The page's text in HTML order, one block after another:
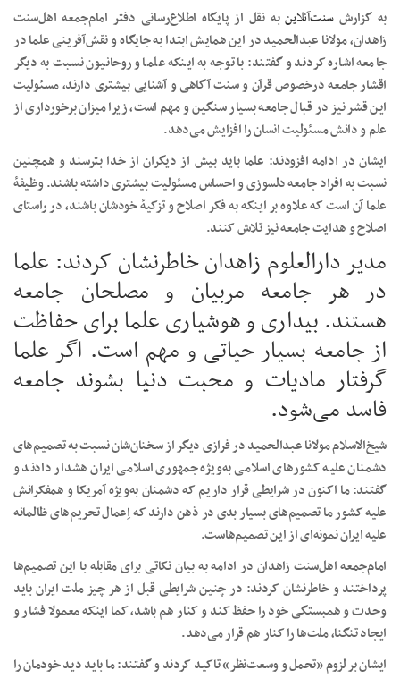
به گزارشسنت‌آنلاینبه نقل از پایگاه اطلاع‌رسانی دفتر امام‌جمعه اهل‌سنت
زاهدان، مولانا عبدالحمید در این همایش ابتدا به جایگاه و نقش‌آفرینی علما در
جامعه اشاره کردند و گفتند: با توجه به اینکه علما و روحانیون نسبت به دیگر
اقشار جامعه درخصوص قرآن و سنت آگاهی و آشنایی بیشتری دارند، مسئولیت
این قشر نیز در قبال جامعه بسیار سنگین و مهم است، زیرا میزان برخورداری از
علم و دانش مسئولیت انسان را افزایش می‌دهد.
ایشان در ادامه افزودند: علما باید بیش از دیگران از خدا بترسند و همچنین
نسبت به افراد جامعه دلسوزی و احساس مسئولیت بیشتری داشته باشند. وظیفۀ
علما آن است که علاوه بر اینکه به فکر اصلاح و تزکیۀ خودشان باشند، در راستای
اصلاح و هدایت جامعه نیز تلاش کنند.
مدیر دارالعلوم زاهدان خاطرنشان کردند: علما
در هر جامعه مربیان و مصلحان جامعه
هستند. بیداری و هوشیاری علما برای حفاظت
از جامعه بسیار حیاتی و مهم است. اگر علما
گرفتار مادیات و محبت دنیا بشوند جامعه
فاسد می‌شود.
شیخ‌الاسلام مولانا عبدالحمید در فرازی دیگر از سخنان‌شان نسبت به تصمیم‌های
دشمنان علیه کشورهای اسلامی به‌ویژه جمهوری اسلامی ایران هشدار دادند و
گفتند: ما اکنون در شرایطی قرار داریم که دشمنان به‌ویژه آمریکا و همفکرانش
علیه کشور ما تصمیم‌های بسیار بدی در ذهن دارند که اِعمال تحریم‌های ظالمانه
علیه ایران نمونه‌ای از این تصمیم‌هاست.
امام‌جمعه اهل‌سنت زاهدان در ادامه به بیان نکاتی برای مقابله با این تصمیم‌ها
پرداختند و خاطرنشان کردند: در چنین شرایطی قبل از هر چیز ملت ایران باید
وحدت و همبستگی خود را حفظ کند و کنار هم باشد، کما اینکه معمولا فشار و
ایجاد تنگنا، ملت‌ها را کنار هم قرار می‌دهد.
ایشان بر لزوم «تحمل و وسعت‌نظر» تاکید کردند و گفتند: ما باید دید خودمان را